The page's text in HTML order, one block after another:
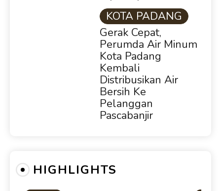
KOTA PADANG
Gerak Cepat,
Perumda Air Minum
Kota Padang
Kembali
Distribusikan Air
Bersih Ke
Pelanggan
Pascabanjir
HIGHLIGHTS